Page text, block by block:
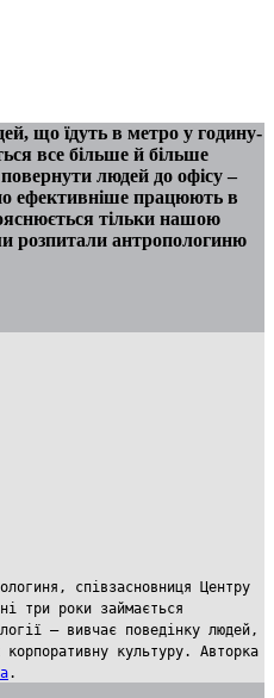
що їдуть в метро у годину-
все більше й більше
людей до офісу –
ефективніше працюють в
тільки нашою
розпитали антропологиню
співзасновниця Центру
три роки займається
– вивчає поведінку людей,
культуру. Авторка
.